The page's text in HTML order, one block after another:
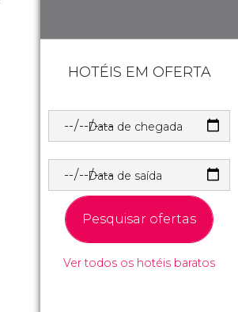
HOTÉIS EM OFERTA
Data de chegada
Data de saída
Pesquisar ofertas
Ver todos os hotéis baratos